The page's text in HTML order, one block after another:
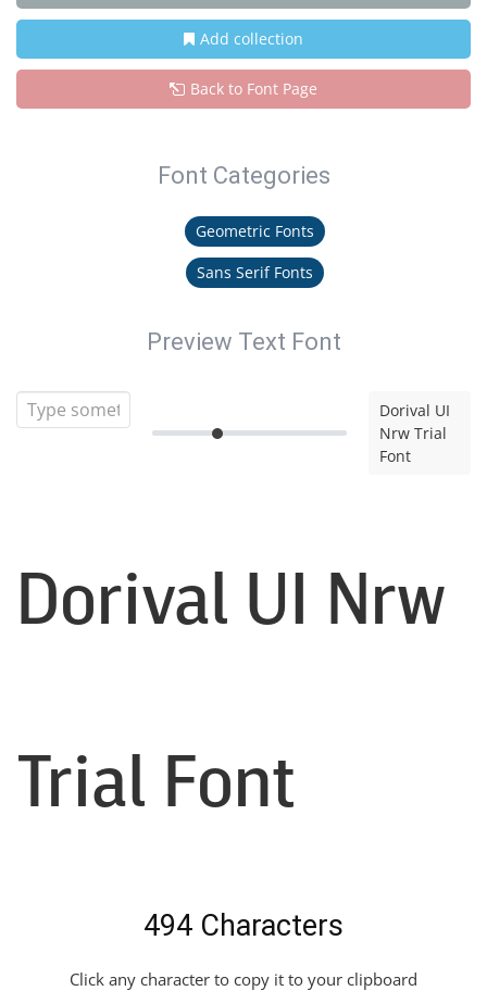
Add collection
Back to Font Page
Font Categories
Geometric Fonts
Sans Serif Fonts
Preview Text Font
Dorival UI
Nrw Trial
Font
Dorival UI Nrw
Trial Font
494 Characters
Click any character to copy it to your clipboard